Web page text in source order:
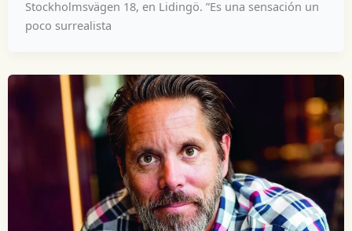
Stockholmsvägen 18, en Lidingö. ”Es una sensación un
poco surrealista